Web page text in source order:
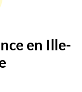
en Ille-